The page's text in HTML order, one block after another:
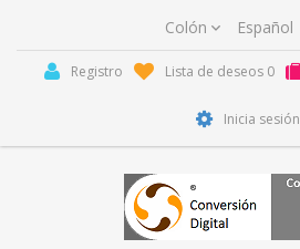
Registro Lista de deseos 0
Inicia sesión